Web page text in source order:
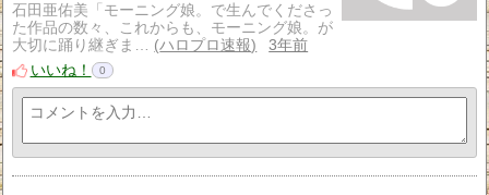
石田亜佑美「モーニング娘。で生んでくださっ
た作品の数々、これからも、モーニング娘。が
大切に踊り継ぎま…
ハロプロ速報
3年前
いいね！
0